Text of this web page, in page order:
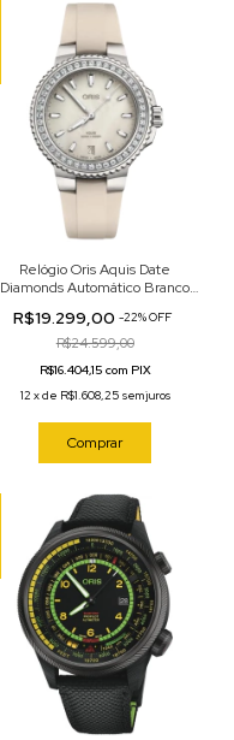
Relógio Oris Aquis Date
Diamonds Automático Branco
19 61FC
R$19.299,00-22%OFF
R$24.599,00
R$16.404,15 com PIX
12 xde R$1.608,25 sem juros
Comprar